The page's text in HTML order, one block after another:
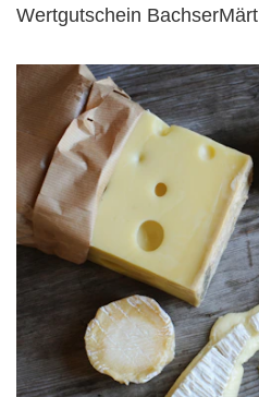
Wertgutschein BachserMärt